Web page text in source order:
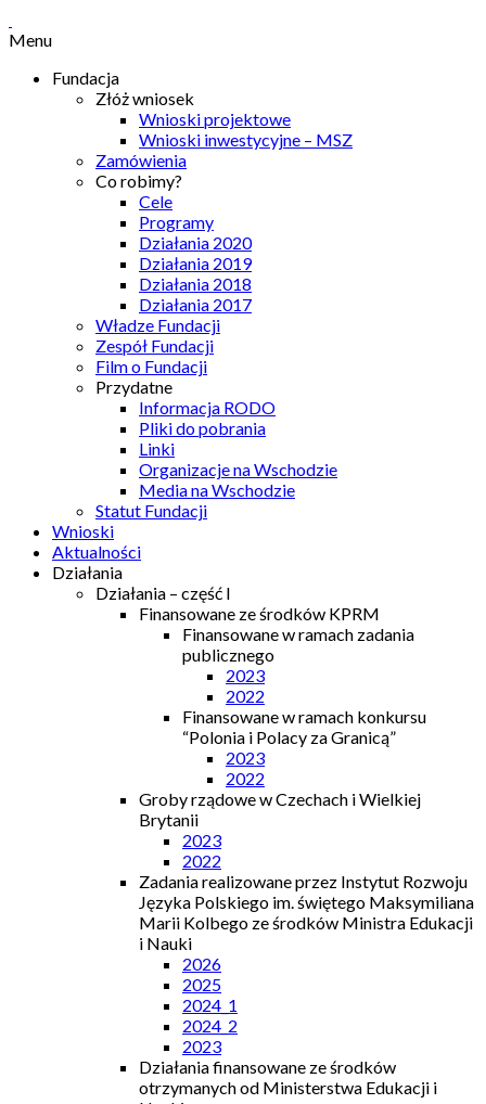
Menu
Fundacja
Złóż wniosek
Wnioski projektowe
Wnioski inwestycyjne – MSZ
Zamówienia
Co robimy?
Cele
Programy
Działania 2020
Działania 2019
Działania 2018
Działania 2017
Władze Fundacji
Zespół Fundacji
Film o Fundacji
Przydatne
Informacja RODO
Pliki do pobrania
Linki
Organizacje na Wschodzie
Media na Wschodzie
Statut Fundacji
Wnioski
Aktualności
Działania
Działania – część I
Finansowane ze środków KPRM
Finansowane w ramach zadania
publicznego
2023
2022
Finansowane w ramach konkursu
“Polonia i Polacy za Granicą”
2023
2022
Groby rządowe w Czechach i Wielkiej
Brytanii
2023
2022
Zadania realizowane przez Instytut Rozwoju
Języka Polskiego im. świętego Maksymiliana
Marii Kolbego ze środków Ministra Edukacji
i Nauki
2026
2025
2024_1
2024_2
2023
Działania finansowane ze środków
otrzymanych od Ministerstwa Edukacji i